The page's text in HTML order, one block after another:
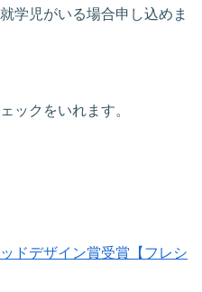
学児がいる場合申し込めま
ックをいれます。
ドデザイン賞受賞【フレシ